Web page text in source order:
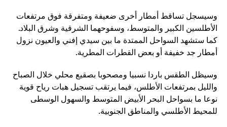
وسيسجل تساقط أمطار أخرى ضعيفة ومتفرقة فوق مرتفعات
الأطلسين الكبير والمتوسط، وسفوحهما الشرقية وشرق البلاد.
كما ستشهد السواحل الممتدة ما بين سيدي إفني والعيون نزول
أمطار جد خفيفة أو بعض القطرات المطرية.
وسيظل الطقس باردا نسبيا ومصحوبا بصقيع محلي خلال الصباح
والليل بمرتفعات الأطلس، فيما يرتقب تسجيل هبات رياح قوية
نوعا ما بسواحل البحر الأبيض المتوسط والسهول الوسطى
للمحيط الأطلسي والمناطق الجنوبية.